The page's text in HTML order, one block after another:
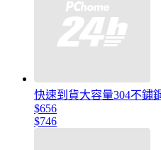
快速到貨大容量304不鏽
$656
$746